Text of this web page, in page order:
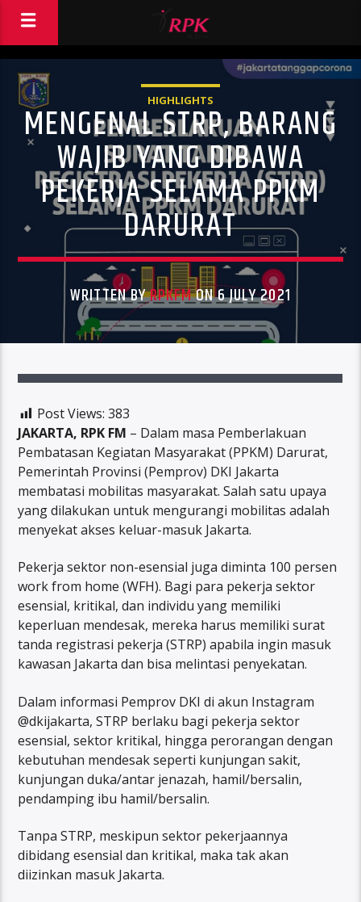
HIGHLIGHTS
MENGENAL STRP, BARANG
WAJIB YANG DIBAWA
PEKERJA SELAMA PPKM
DARURAT
WRITTEN BYRPKFMON 6 JULY 2021
Post Views: 383
JAKARTA, RPK FM – Dalam masa Pemberlakuan
Pembatasan Kegiatan Masyarakat (PPKM) Darurat,
Pemerintah Provinsi (Pemprov) DKI Jakarta
membatasi mobilitas masyarakat. Salah satu upaya
yang dilakukan untuk mengurangi mobilitas adalah
menyekat akses keluar-masuk Jakarta.
Pekerja sektor non-esensial juga diminta 100 persen
work from home (WFH). Bagi para pekerja sektor
esensial, kritikal, dan individu yang memiliki
keperluan mendesak, mereka harus memiliki surat
tanda registrasi pekerja (STRP) apabila ingin masuk
kawasan Jakarta dan bisa melintasi penyekatan.
Dalam informasi Pemprov DKI di akun Instagram
@dkijakarta, STRP berlaku bagi pekerja sektor
esensial, sektor kritikal, hingga perorangan dengan
kebutuhan mendesak seperti kunjungan sakit,
kunjungan duka/antar jenazah, hamil/bersalin,
pendamping ibu hamil/bersalin.
Tanpa STRP, meskipun sektor pekerjaannya
dibidang esensial dan kritikal, maka tak akan
diizinkan masuk Jakarta.